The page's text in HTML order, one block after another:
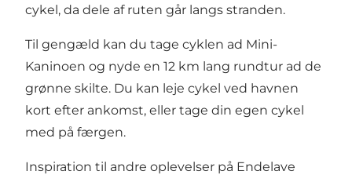
cykel, da dele af ruten går langs stranden.
Til gengæld kan du tage cyklen ad Mini-
Kaninoen og nyde en 12 km lang rundtur ad de
grønne skilte. Du kan leje cykel ved havnen
kort efter ankomst, eller tage din egen cykel
med på færgen.
Inspiration til andre oplevelser på Endelave